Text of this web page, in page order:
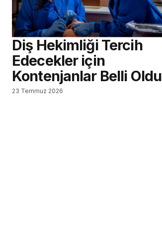
Diş Hekimliği Tercih
Edecekler için
Kontenjanlar Belli Oldu
23 Temmuz 2026